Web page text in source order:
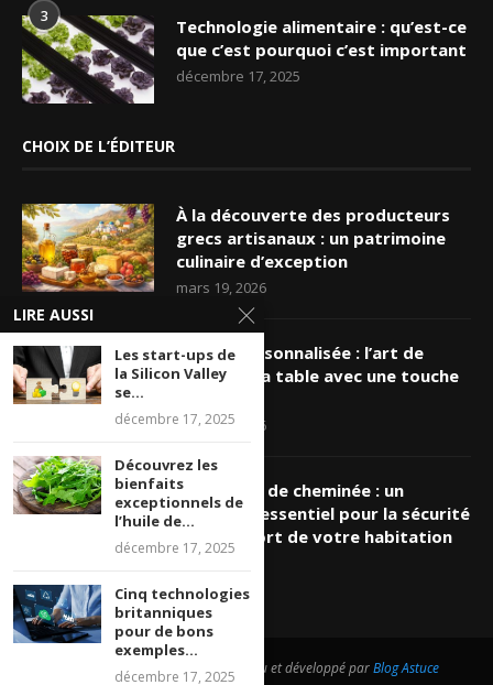
3
Technologie alimentaire : qu’est-ce
que c’est pourquoi c’est important
décembre 17, 2025
CHOIX DE L’ÉDITEUR
À la découverte des producteurs
grecs artisanaux : un patrimoine
culinaire d’exception
mars 19, 2026
Nappe personnalisée : l’art de
sublimer sa table avec une touche
mars 16, 2026
Ramonage de cheminée : un
entretien essentiel pour la sécurité
et le confort de votre habitation
@2026 - Tous droits réservés. Conçu et développé parBlog Astuce
LIRE AUSSI
Les start-ups de
la Silicon Valley
se...
décembre 17, 2025
Découvrez les
bienfaits
exceptionnels de
l’huile de...
décembre 17, 2025
Cinq technologies
britanniques
pour de bons
exemples...
décembre 17, 2025